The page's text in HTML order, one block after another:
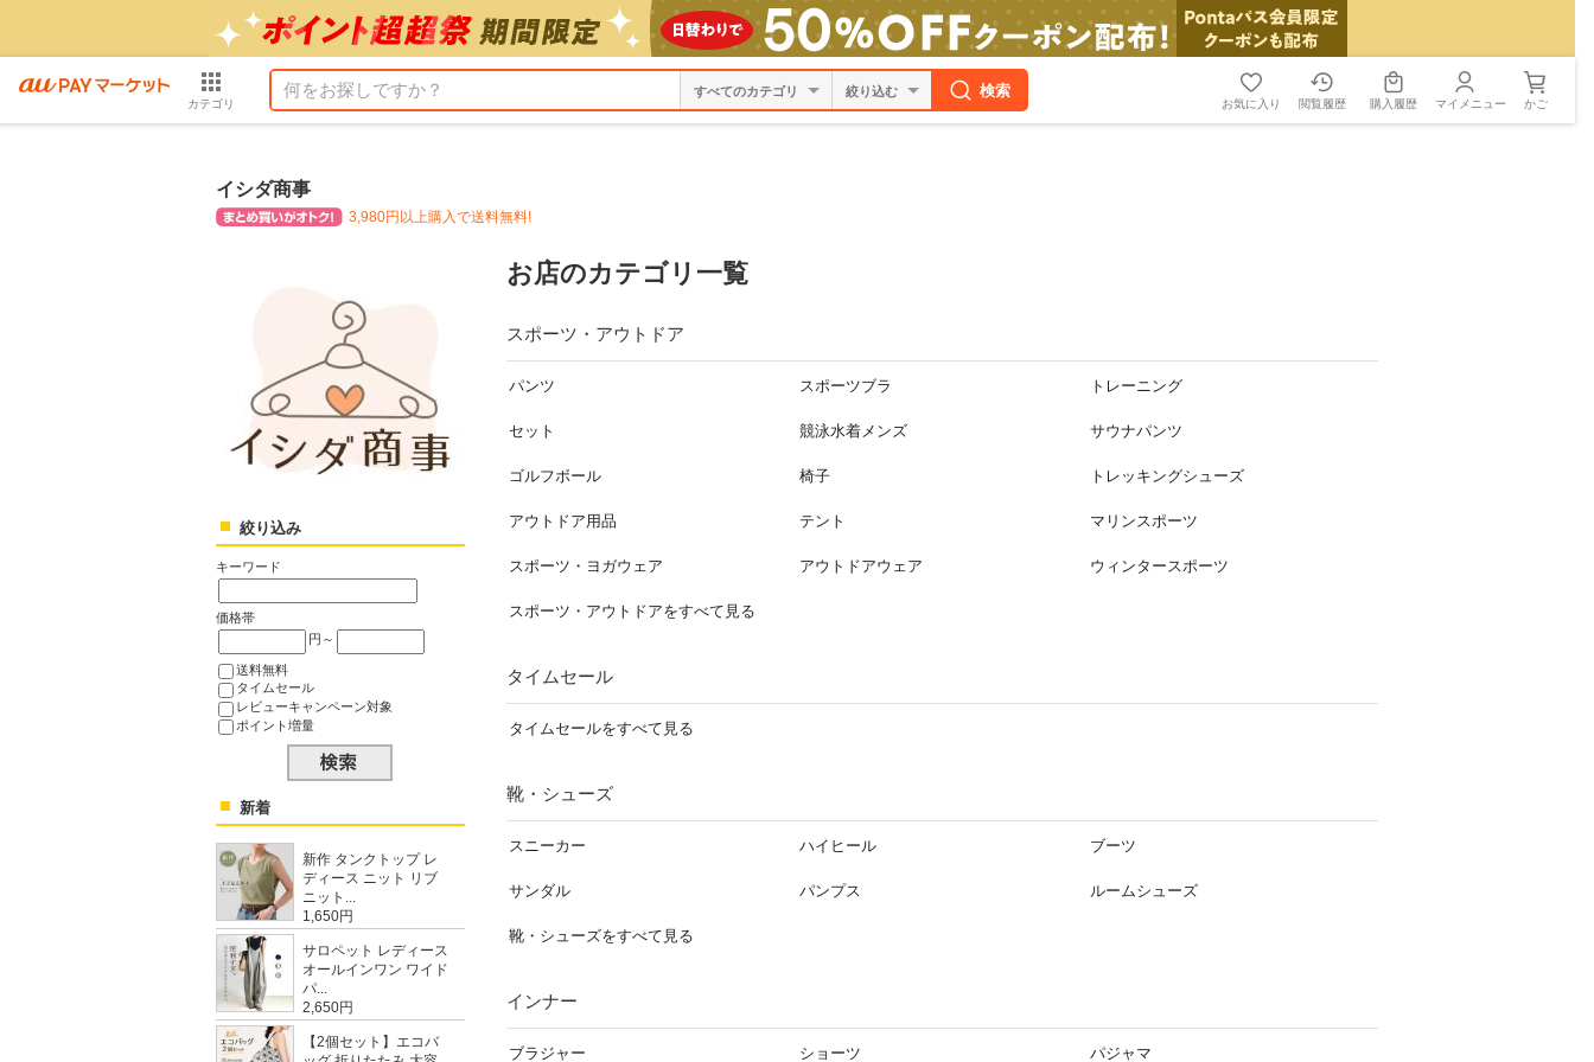
カテゴリ
絞り込む 検索
お気に入り 閲覧履歴 購入履歴 マイメニュー かご
イシダ商事
3,980円以上購入で送料無料!
お店のカテゴリ一覧
スポーツ・アウトドア
パンツ スポーツブラ トレーニング
セット 競泳水着メンズ サウナパンツ
ゴルフボール 椅子 トレッキングシューズ
アウトドア用品 テント マリンスポーツ
スポーツ・ヨガウェア アウトドアウェア ウィンタースポーツ
スポーツ・アウトドアをすべて見る
タイムセール
タイムセールをすべて見る
靴・シューズ
スニーカー ハイヒール ブーツ
サンダル パンプス ルームシューズ
靴・シューズをすべて見る
インナー
ブラジャー ショーツ パジャマ
絞り込み
キーワード
価格帯
円～
送料無料
タイムセール
レビューキャンペーン対象
ポイント増量
新着
新作 タンクトップ レ
ディース ニット リブ
ニット...
1,650円
サロペット レディース
オールインワン ワイド
パ...
2,650円
【2個セット】エコバ